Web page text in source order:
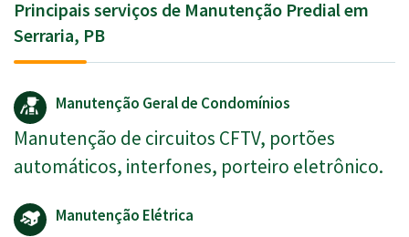
Principais serviços de Manutenção Predial em
Serraria, PB
Manutenção Geral de Condomínios
Manutenção de circuitos CFTV, portões
automáticos, interfones, porteiro eletrônico.
Manutenção Elétrica